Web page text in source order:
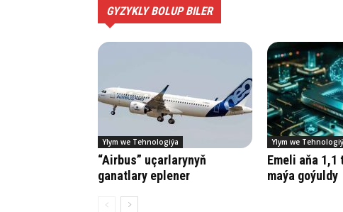
GYZYKLY BOLUP BILER
Ylym we Tehnologiýa
“Airbus” uçarlarynyň
ganatlary eplener
Ylym we
Emeli aňa
maýa goýuldy